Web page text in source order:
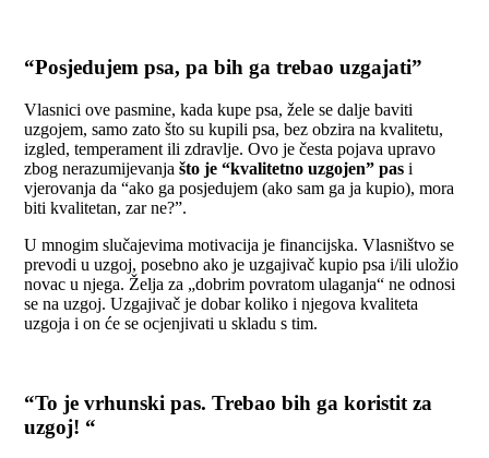
“Posjedujem psa, pa bih ga trebao uzgajati”
Vlasnici ove pasmine, kada kupe psa, žele se dalje baviti
uzgojem, samo zato što su kupili psa, bez obzira na kvalitetu,
izgled, temperament ili zdravlje. Ovo je česta pojava upravo
zbog nerazumijevanja što je “kvalitetno uzgojen” pas i
vjerovanja da “ako ga posjedujem (ako sam ga ja kupio), mora
biti kvalitetan, zar ne?”.
U mnogim slučajevima motivacija je financijska. Vlasništvo se
prevodi u uzgoj, posebno ako je uzgajivač kupio psa i/ili uložio
novac u njega. Želja za „dobrim povratom ulaganja“ ne odnosi
se na uzgoj. Uzgajivač je dobar koliko i njegova kvaliteta
uzgoja i on će se ocjenjivati u skladu s tim.
“To je vrhunski pas. Trebao bih ga koristit za
uzgoj! “